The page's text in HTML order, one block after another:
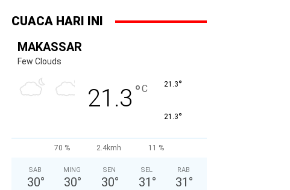
CUACA HARI INI
MAKASSAR
Few Clouds
21.3 °C 21.3°
21.3°
70 % 2.4kmh 11 %
SAB
30°
MING
30°
SEN
30°
SEL
31 °
RAB
31 °